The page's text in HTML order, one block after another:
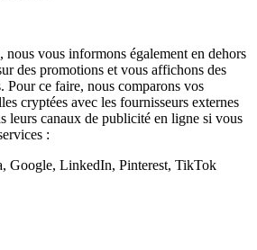
nous vous informons également en dehors
des promotions et vous affichons des
Pour ce faire, nous comparons vos
cryptées avec les fournisseurs externes
leurs canaux de publicité en ligne si vous
:
Google, LinkedIn, Pinterest, TikTok